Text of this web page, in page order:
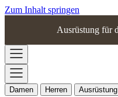
Zum Inhalt springen
Ausrüstung für
Damen Herren Ausrüstung